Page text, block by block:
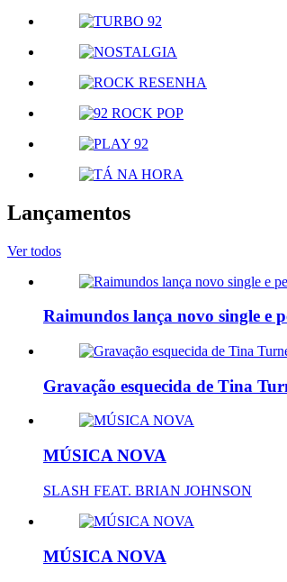
Lançamentos
Ver todos
Raimundos lança novo single e
Gravação esquecida de Tina
MÚSICA NOVA
SLASH FEAT. BRIAN JOHNSON
MÚSICA NOVA